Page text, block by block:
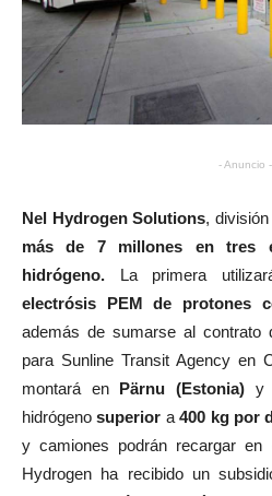
- Anuncio -
Nel Hydrogen Solutions,
más de 7 millones en tres
hidrógeno. La primera
electrósis PEM de protones
además de sumarse al contrato
para Sunline Transit Agency en
montará en Pärnu (Estonia)y
hidrógenosuperior a400 kg por
y camiones podrán recargar
Hydrogen ha recibido un